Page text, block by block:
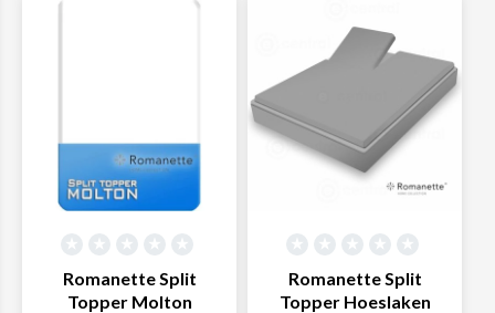
Romanette Split
Topper Molton
Romanette Split
Topper Hoeslaken